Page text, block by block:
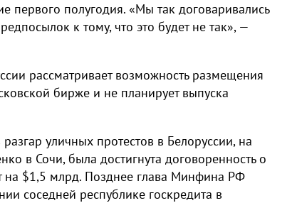
первого полугодия. «Мы так договаривались
к тому, что это будет не так», —
рассматривает возможность размещения
бирже и не планирует выпуска
уличных протестов в Белоруссии, на
в Сочи, была достигнута договоренность о
на $1,5 млрд. Позднее глава Минфина РФ
соседней республике госкредита в